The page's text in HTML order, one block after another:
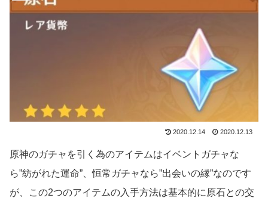
2020.12.14 2020.12.13
原神のガチャを引く為のアイテムはイベントガチャな
ら”紡がれた運命”、恒常ガチャなら”出会いの縁”なのです
が、この2つのアイテムの入手方法は基本的に原石との交